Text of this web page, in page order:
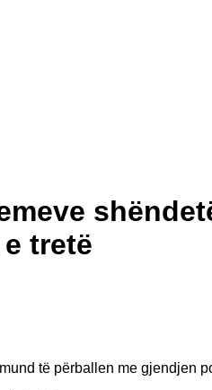
tretë
të përballen me gjendjen